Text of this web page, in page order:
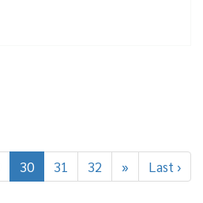
30 31 32 » Last ›